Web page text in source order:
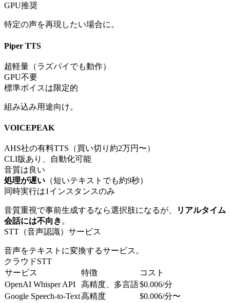
GPU推奨
特定の声を再現したい場合に。
Piper TTS
超軽量（ラズパイでも動作）
GPU不要
標準ボイスは限定的
組み込み用途向け。
VOICEPEAK
AHS社の有料TTS（買い切り約2万円〜）
CLI版あり、自動化可能
音質は良い
処理が遅い （短いテキストでも約9秒）
同時実行は1インスタンスのみ
音質重視で事前生成するなら選択肢になるが、
リアルタイム
会話には不向き。
STT（音声認識）サービス
音声をテキストに変換するサービス。
クラウドSTT
サービス
特徴
コスト
OpenAI Whisper API
高精度、多言語$0.006/分
Google Speech-to-Text高精度
$0.006/分〜